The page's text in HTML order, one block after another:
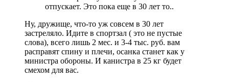
отпускает. Это пока еще в 30 лет то..
Ну, дружище, что-то уж совсем в 30 лет
застреляло. Идите в спортзал ( это не пустые
слова), всего лишь 2 мес. и 3-4 тыс. руб. вам
расправят спину и плечи, осанка станет как у
министра обороны. И канистра в 25 кг будет
смехом для вас.